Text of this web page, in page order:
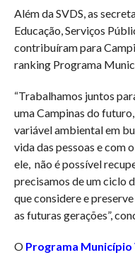
Além da SVDS, as
Educação, Serviços
contribuíram para
ranking Programa
“Trabalhamos juntos
uma Campinas do
variável ambiental em
vida das pessoas e com
ele, não é possível
precisamos de um ciclo
que considere e
as futuras gerações”,
O Programa Município